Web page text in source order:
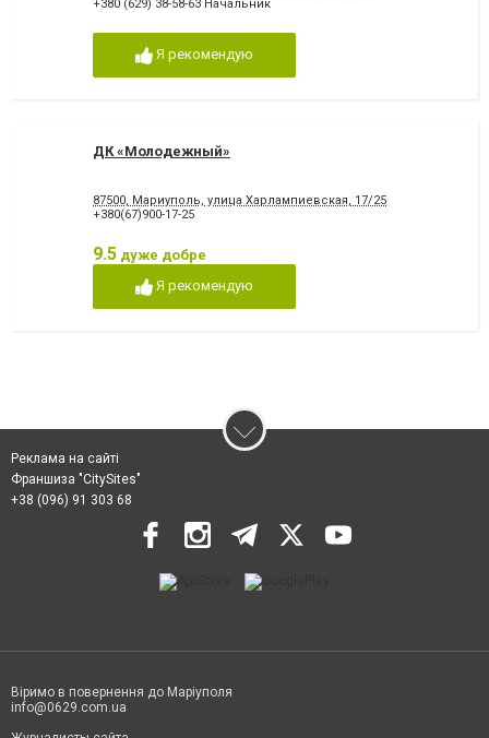
+380 (629) 38-58-63 Начальник
Я рекомендую
ДК «Молодежный»
87500, Мариуполь, улица Харлампиевская, 17/25
+380(67)900-17-25
9.5 дуже добре
Я рекомендую
Реклама на сайті
Франшиза "CitySites"
+38 (096) 91 303 68
Віримо в повернення до Маріуполя
info@0629.com.ua